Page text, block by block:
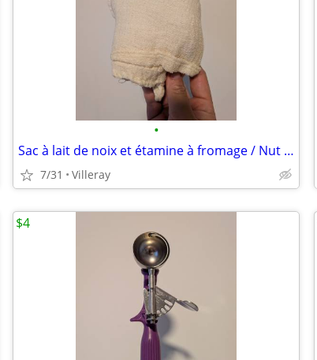
•
Sac à lait de noix et étamine à fromage / Nut Milk & Cheesecloth Bag
7/31 Villeray
$4